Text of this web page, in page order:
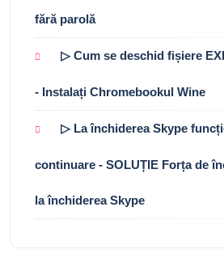
fără parolă
▷ Cum se deschid fișiere
- Instalați Chromebookul Wine
▷ La închiderea Skype
continuare - SOLUȚIE Forța de
la închiderea Skype